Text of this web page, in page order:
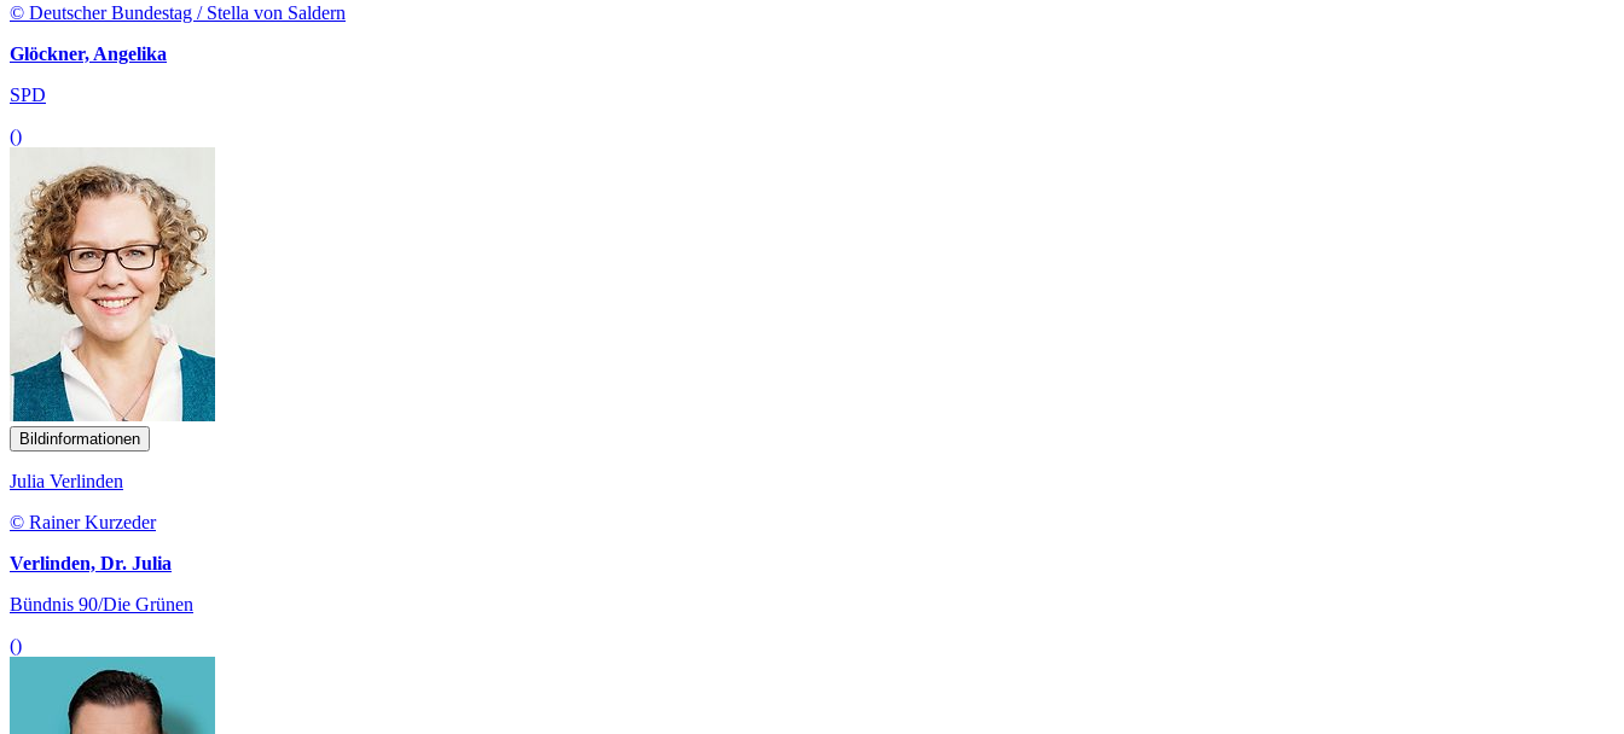
© Deutscher Bundestag / Stella von Saldern
Glöckner, Angelika
SPD
()
Bildinformationen
Julia Verlinden
© Rainer Kurzeder
Verlinden, Dr. Julia
Bündnis 90/Die Grünen
()